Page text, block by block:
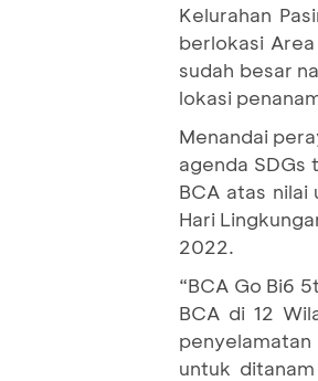
Kelurahan
berlokasi
sudah besar
lokasi
Menandai
agenda SDGs
BCA atas nilai
Hari
2022.
“BCA Go Bi6
BCA di 12
penyelamatan
untuk